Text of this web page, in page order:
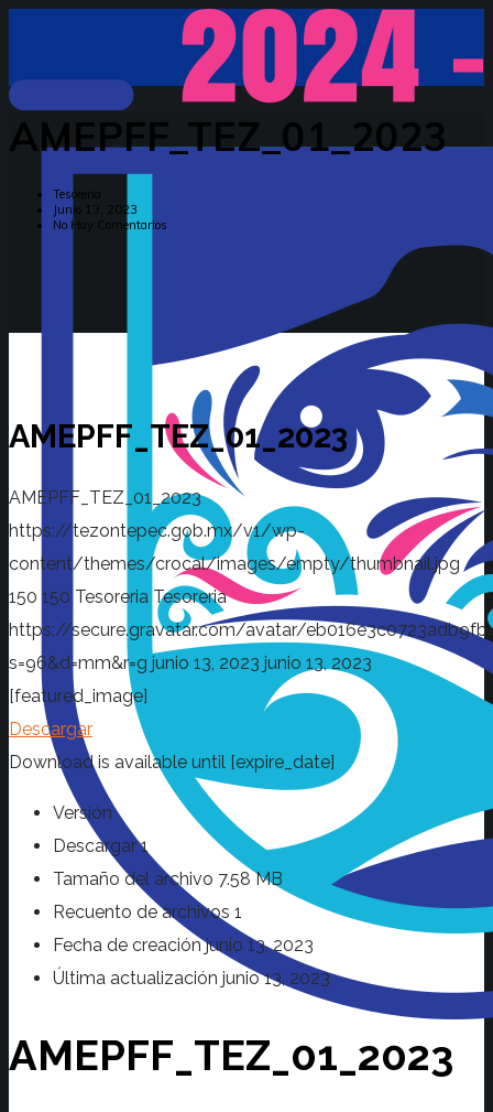
AMEPFF_TEZ_01_2023
Tesoreria
Junio 13, 2023
No Hay Comentarios
AMEPFF_TEZ_01_2023
AMEPFF_TEZ_01_2023
https://tezontepec.gob.mx/v1/wp-
content/themes/crocal/images/empty/thumbnail.jpg
150 150 Tesoreria Tesoreria
https://secure.gravatar.com/avatar/
s=96&d=mm&r=g junio 13, 2023 junio 13, 2023
[featured_image]
Descargar
Download is available until [expire_date]
Versión
Descargar1
Tamaño del archivo 7.58 MB
Recuento de archivos 1
Fecha de creaciónjunio 13, 2023
Última actualización junio 13, 2023
AMEPFF_TEZ_01_2023